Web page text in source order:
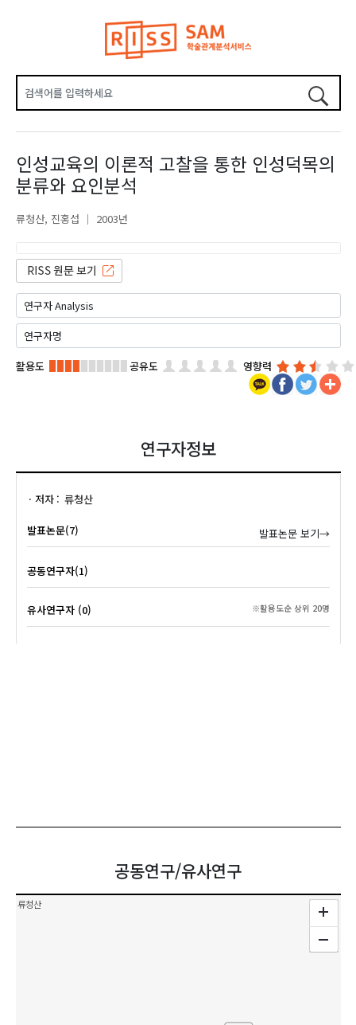
인성교육의 이론적 고찰을 통한 인성덕목의
분류와 요인분석
류청산 진홍섭 2003년
활용도 공유도 영향력
연구자정보
저자 류청산
발표논문(7) 발표논문 보기→
공동연구자(1)
유사연구자 (0) ※활용도순 상위 20명
공동연구/유사연구
류청산